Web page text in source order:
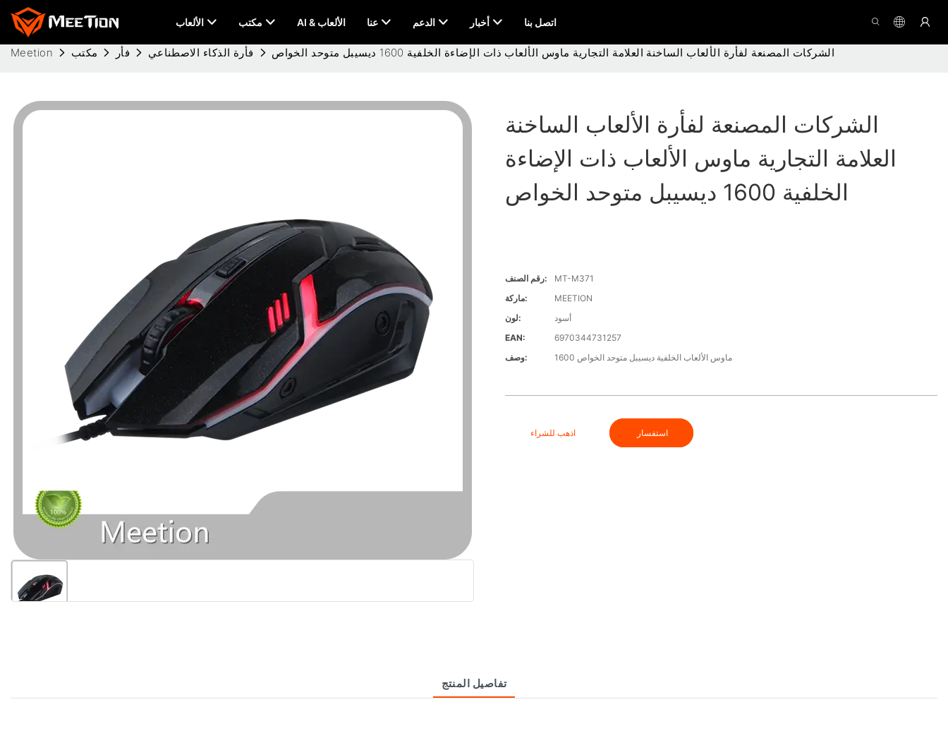
الألعاب مكتب AI & الألعاب عنا الدعم أخبار اتصل بنا
Meetion مكتب فأر فأرة الذكاء الاصطناعي الشركات المصنعة لفأرة الألعاب الساخنة العلامة التجارية ماوس الألعاب ذات الإضاءة الخلفية 1600 ديسيبل متوحد الخواص
الشركات المصنعة لفأرة الألعاب الساخنة
العلامة التجارية ماوس الألعاب ذات الإضاءة
الخلفية 1600 ديسيبل متوحد الخواص
رقم الصنف:
MT-M371
ماركة:
MEETION
لون:
أسود
EAN:
6970344731257
وصف:
ماوس الألعاب الخلفية ديسيبل متوحد الخواص 1600
استفسار اذهب للشراء
تفاصيل المنتج